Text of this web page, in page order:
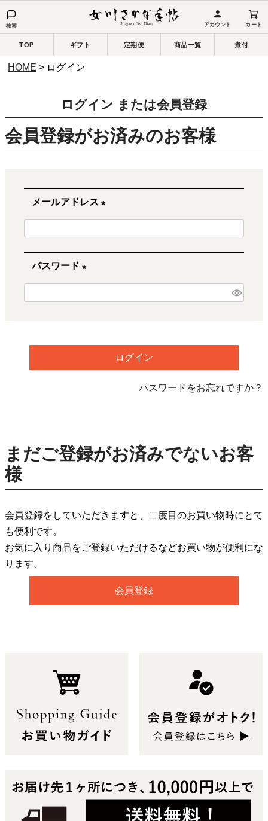
アカウント カート
検索
TOP ギフト 定期便 商品一覧 煮付
HOME ログイン
ログイン または会員登録
会員登録がお済みのお客様
メールアドレス
(
必
須
パスワード
(
必
ログイン
パスワードをお忘れですか？
まだご登録がお済みでないお客
様
会員登録をしていただきますと、二度目のお買い物時にとて
も便利です。
お気に入り商品をご登録いただけるなどお買い物が便利にな
ります。
会員登録